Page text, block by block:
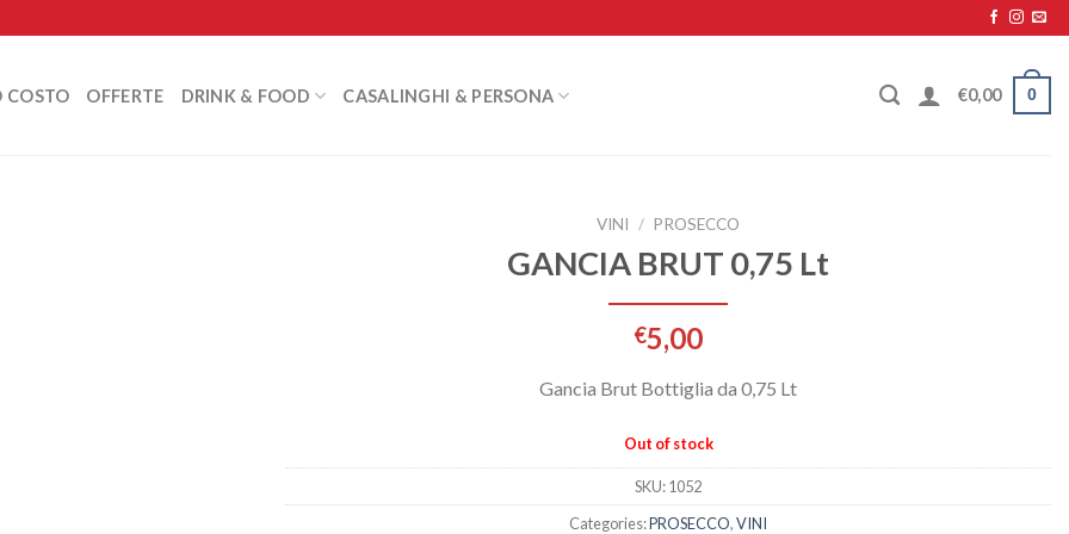
COSTO OFFERTE DRINK & FOOD CASALINGHI & PERSONA €0,00 0
VINI / PROSECCO
GANCIA BRUT 0,75 Lt
€5,00
Gancia Brut Bottiglia da 0,75 Lt
Out of stock
SKU:1052
Categories:PROSECCO,VINI